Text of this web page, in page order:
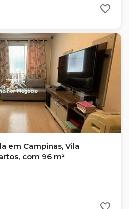
em Campinas, Vila
com 96 m²